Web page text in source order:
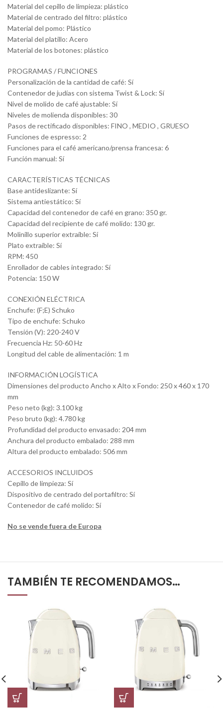
Material del cepillo de limpieza: plástico
Material de centrado del filtro: plástico
Material del pomo: Plástico
Material del platillo: Acero
Material de los botones: plástico
PROGRAMAS / FUNCIONES
Personalización de la cantidad de café: Sí
Contenedor de judías con sistema Twist & Lock: Sí
Nivel de molido de café ajustable: Sí
Niveles de molienda disponibles: 30
Pasos de rectificado disponibles: FINO , MEDIO , GRUESO
Funciones de espresso: 2
Funciones para el café americano/prensa francesa: 6
Función manual: Sí
CARACTERÍSTICAS TÉCNICAS
Base antideslizante: Sí
Sistema antiestático: Sí
Capacidad del contenedor de café en grano: 350 gr.
Capacidad del recipiente de café molido: 130 gr.
Molinillo superior extraíble: Sí
Plato extraíble: Sí
RPM: 450
Enrollador de cables integrado: Sí
Potencia: 150 W
CONEXIÓN ELÉCTRICA
Enchufe: (F;E) Schuko
Tipo de enchufe: Schuko
Tensión (V): 220-240 V
Frecuencia Hz: 50-60 Hz
Longitud del cable de alimentación: 1 m
INFORMACIÓN LOGÍSTICA
Dimensiones del producto Ancho x Alto x Fondo: 250 x 460 x 170
mm
Peso neto (kg): 3.100 kg
Peso bruto (kg): 4.780 kg
Profundidad del producto envasado: 204 mm
Anchura del producto embalado: 288 mm
Altura del producto embalado: 506 mm
ACCESORIOS INCLUIDOS
Cepillo de limpieza: Sí
Dispositivo de centrado del portafiltro: Sí
Contenedor de café molido: Sí
No se vende fuera de Europa
TAMBIÉN TE RECOMENDAMOS…